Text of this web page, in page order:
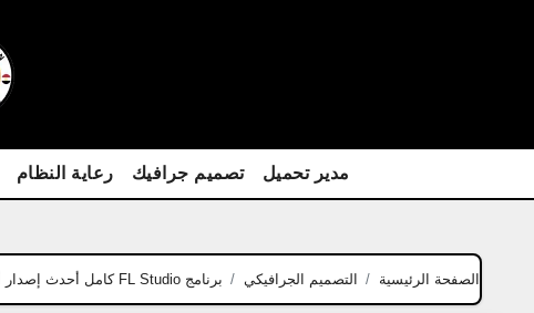
مدير تحميل تصميم جرافيك رعاية النظام
الصفحة الرئيسية التصميم الجرافيكي برنامج FL Studio كامل أحدث إصدار أفضل برنامج تسجيل 2025